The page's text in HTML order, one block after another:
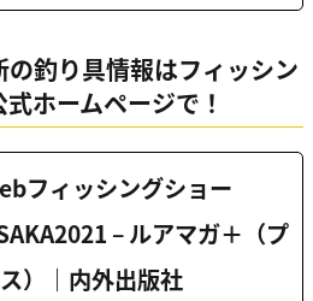
釣り具情報はフィッシン
ホームページで！
フィッシングショー
– ルアマガ＋（プ
）｜内外出版社